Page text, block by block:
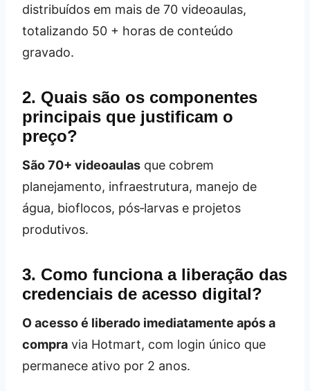
distribuídos em mais de 70 videoaulas,
totalizando 50 + horas de conteúdo
gravado.
2. Quais são os componentes
principais que justificam o
preço?
São 70+ videoaulas que cobrem
planejamento, infraestrutura, manejo de
água, bioflocos, pós‑larvas e projetos
produtivos.
3. Como funciona a liberação das
credenciais de acesso digital?
O acesso é liberado imediatamente após a
compra via Hotmart, com login único que
permanece ativo por 2 anos.